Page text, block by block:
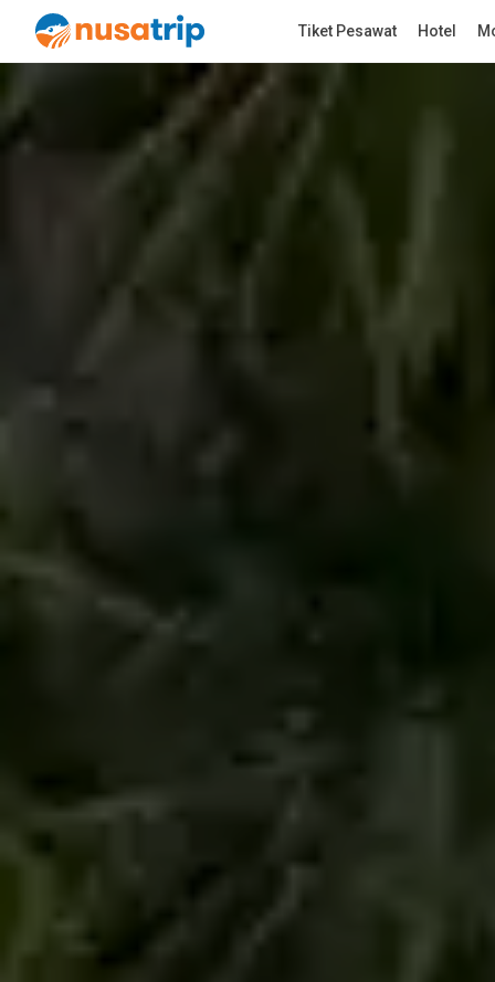
Tiket Pesawat Hotel